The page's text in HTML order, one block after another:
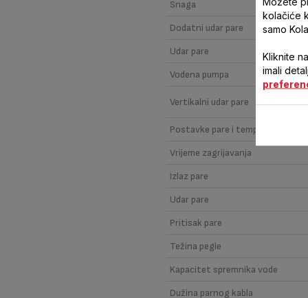
Snaga
Dodatni udar pare
Udar pare
Vodena pumpa
Vertikalni udar pare
Postavke pare i temperature
Vrijeme zagrijavanja
Izlaz pare
Udar pare
Pritisak pare
Težina pegle
Kapacitet spremnika vode
Dužina parnog kabla
kolačiće
samo
Kliknite na
imali